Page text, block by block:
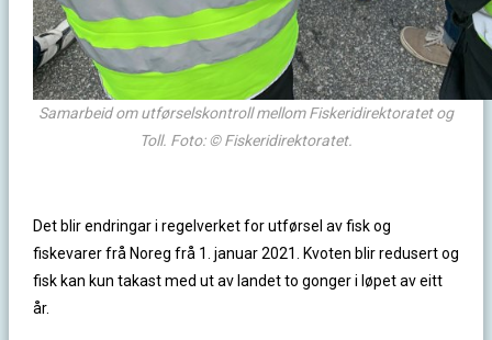
Samarbeid om utførselskontroll mellom Fiskeridirektoratet og
Toll. Foto: © Fiskeridirektoratet.
Det blir endringar i regelverket for utførsel av fisk og
fiskevarer frå Noreg frå 1. januar 2021. Kvoten blir redusert og
fisk kan kun takast med ut av landet to gonger i løpet av eitt
år.